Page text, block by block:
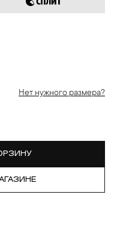
Нет нужного размера?